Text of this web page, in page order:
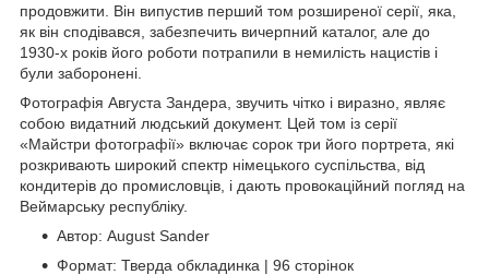
продовжити. Він випустив перший том розширеної серії, яка,
як він сподівався, забезпечить вичерпний каталог, але до
1930-х років його роботи потрапили в немилість нацистів і
були заборонені.
Фотографія Августа Зандера, звучить чітко і виразно, являє
собою видатний людський документ. Цей том із серії
«Майстри фотографії» включає сорок три його портрета, які
розкривають широкий спектр німецького суспільства, від
кондитерів до промисловців, і дають провокаційний погляд на
Веймарську республіку.
Автор: August Sander
Формат: Тверда обкладинка | 96 сторінок